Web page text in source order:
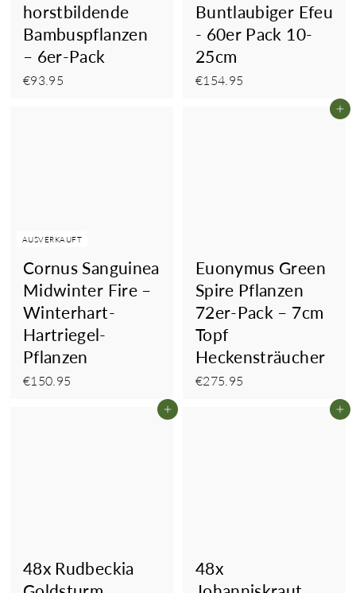
horstbildende
Bambuspflanzen
– 6er-Pack
€93.95
Buntlaubiger Efeu
- 60er Pack 10-
25cm
€154.95
AUSVERKAUFT
Cornus Sanguinea
Midwinter Fire –
Winterhart-
Hartriegel-
Pflanzen
€150.95
In
Euonymus Green
Spire Pflanzen
72er-Pack – 7cm
Topf
Heckensträucher
€275.95
In den Einkaufswagen legen
48x Rudbeckia
In
48x